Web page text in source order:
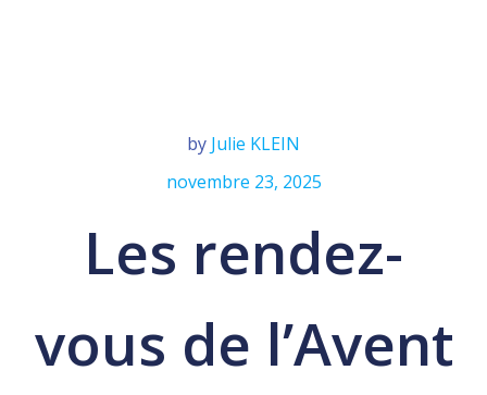
by Julie KLEIN
novembre 23, 2025
Les rendez-
vous de l’Avent